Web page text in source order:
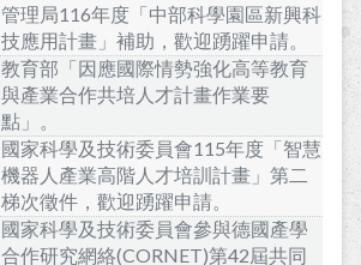
管理局116年度「中部科學園區新興科
技應用計畫」補助，歡迎踴躍申請。
教育部「因應國際情勢強化高等教育
與產業合作共培人才計畫作業要
點」。
國家科學及技術委員會115年度「智慧
機器人產業高階人才培訓計畫」第二
梯次徵件，歡迎踴躍申請。
國家科學及技術委員會參與德國產學
合作研究網絡(CORNET)第42屆共同